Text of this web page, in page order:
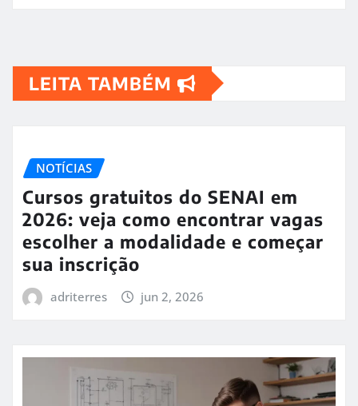
LEITA TAMBÉM
NOTÍCIAS
Cursos gratuitos do SENAI em
2026: veja como encontrar vagas
escolher a modalidade e começar
sua inscrição
adriterres jun 2, 2026